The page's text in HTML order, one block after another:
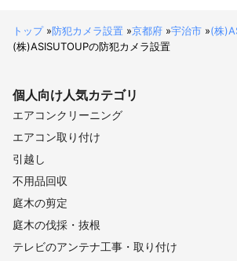
トップ»防犯カメラ設置 »京都府 »宇治市 »(株
(株)ASISUTOUPの防犯カメラ設置
個人向け人気カテゴリ
エアコンクリーニング
エアコン取り付け
引越し
不用品回収
庭木の剪定
庭木の伐採・抜根
テレビのアンテナ工事・取り付け